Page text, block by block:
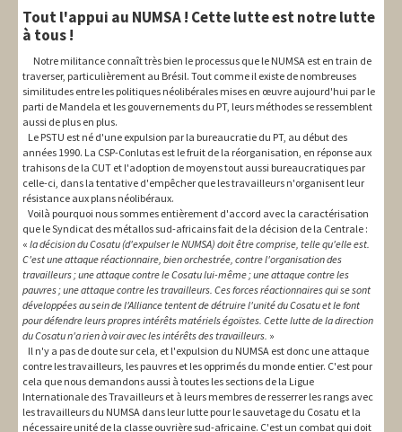
Tout l'appui au NUMSA ! Cette lutte est notre lutte
à tous !
Notre militance connaît très bien le processus que le NUMSA est en train de
traverser, particulièrement au Brésil. Tout comme il existe de nombreuses
similitudes entre les politiques néolibérales mises en œuvre aujourd'hui par le
parti de Mandela et les gouvernements du PT, leurs méthodes se ressemblent
aussi de plus en plus.
Le PSTU est né d'une expulsion par la bureaucratie du PT, au début des
années 1990. La CSP-Conlutas est le fruit de la réorganisation, en réponse aux
trahisons de la CUT et l'adoption de moyens tout aussi bureaucratiques par
celle-ci, dans la tentative d'empêcher que les travailleurs n'organisent leur
résistance aux plans néolibéraux.
Voilà pourquoi nous sommes entièrement d'accord avec la caractérisation
que le Syndicat des métallos sud-africains fait de la décision de la Centrale :
« la décision du Cosatu (d'expulser le NUMSA) doit être comprise, telle qu'elle est.
C'est une attaque réactionnaire, bien orchestrée, contre l'organisation des
travailleurs ; une attaque contre le Cosatu lui-même ; une attaque contre les
pauvres ; une attaque contre les travailleurs. Ces forces réactionnaires qui se sont
développées au sein de l'Alliance tentent de détruire l'unité du Cosatu et le font
pour défendre leurs propres intérêts matériels égoïstes. Cette lutte de la direction
du Cosatu n'a rien à voir avec les intérêts des travailleurs. »
Il n'y a pas de doute sur cela, et l'expulsion du NUMSA est donc une attaque
contre les travailleurs, les pauvres et les opprimés du monde entier. C'est pour
cela que nous demandons aussi à toutes les sections de la Ligue
Internationale des Travailleurs et à leurs membres de resserrer les rangs avec
les travailleurs du NUMSA dans leur lutte pour le sauvetage du Cosatu et la
nécessaire unité de la classe ouvrière sud-africaine. C'est un combat qui doit